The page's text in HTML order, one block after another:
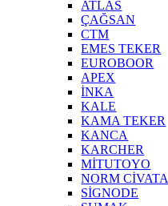
ATLAS
ÇAĞSAN
CTM
EMES TEKER
EUROBOOR
APEX
İNKA
KALE
KAMA TEKER
KANCA
KARCHER
MİTUTOYO
NORM CİVATA
SİGNODE